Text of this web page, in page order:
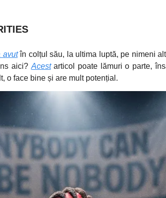
avutîn colțul său, la ultima luptă, pe nimeni
aici? Acestarticol poate lămuri o parte,
o face bine și are mult potențial.